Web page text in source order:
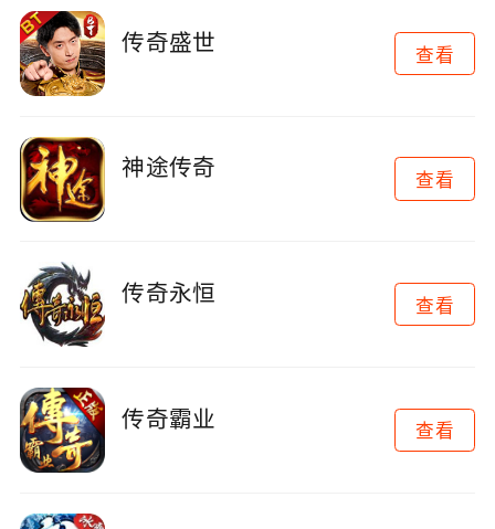
传奇盛世 查看
神途传奇 查看
传奇永恒 查看
传奇霸业 查看